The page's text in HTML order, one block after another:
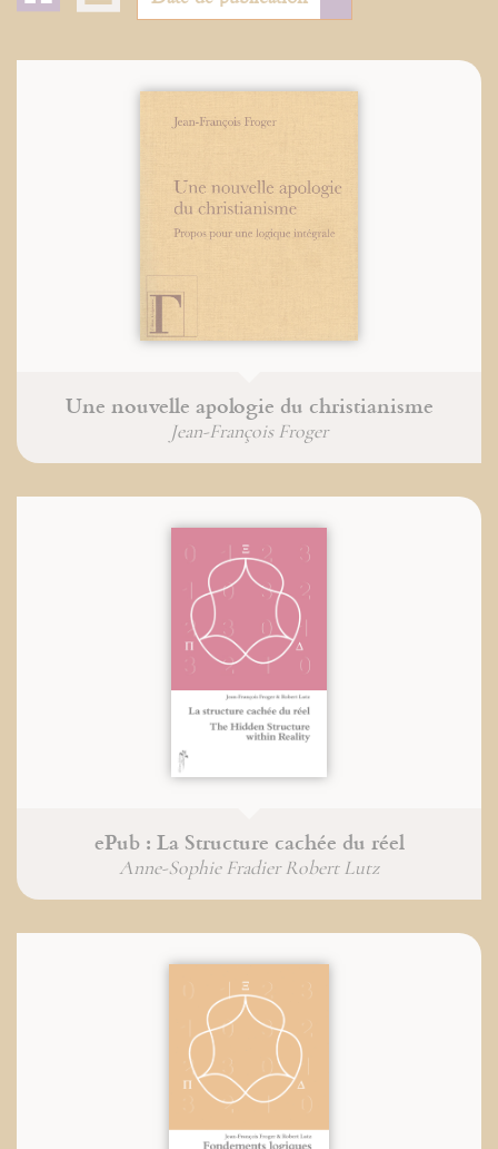
Une nouvelle apologie du christianisme
Jean-François Froger
ePub : La Structure cachée du réel
Anne-Sophie Fradier Robert Lutz